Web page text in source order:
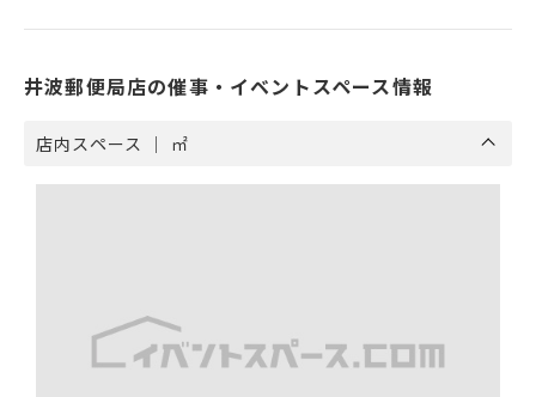
井波郵便局店の催事・イベントスペース情報
店内スペース ｜ ㎡